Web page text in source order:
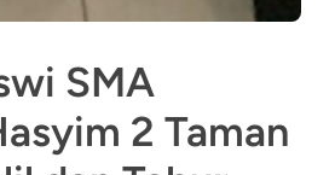
SMA
2 Taman